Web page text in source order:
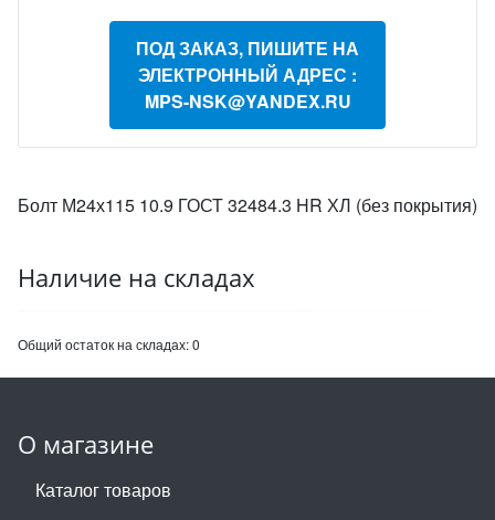
ПОД ЗАКАЗ, ПИШИТЕ НА
ЭЛЕКТРОННЫЙ АДРЕС :
MPS-NSK@YANDEX.RU
Болт М24х115 10.9 ГОСТ 32484.3 HR ХЛ (без покрытия)
Наличие на складах
Общий остаток на складах:0
О магазине
Каталог товаров